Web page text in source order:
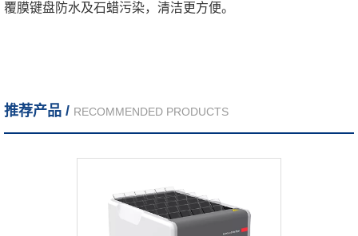
覆膜键盘防水及石蜡污染，清洁更方便。
推荐产品 / RECOMMENDED PRODUCTS